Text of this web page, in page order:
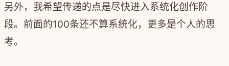
另外，我希望传递的点是尽快进入系统化创作阶
段。前面的100条还不算系统化，更多是个人的思
考。